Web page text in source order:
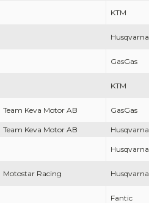
KTM
Husqvarna
GasGas
KTM
Team Keva Motor AB GasGas
Team Keva Motor AB Husqvarna
Husqvarna
Motostar Racing Husqvarna
Fantic